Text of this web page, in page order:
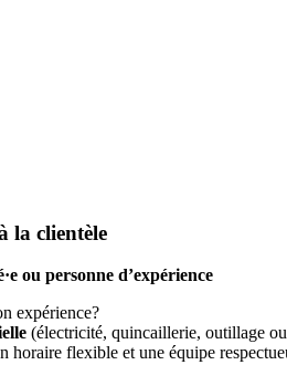
la clientèle
ou personne d’expérience
expérience?
(électricité, quincaillerie, outillage
horaire flexible et une équipe